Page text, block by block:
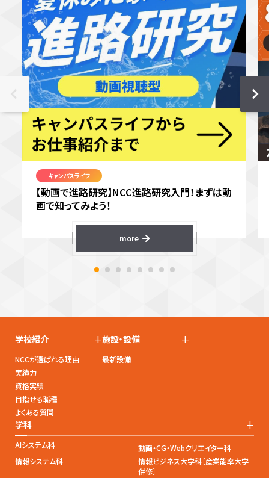
キャンパスライフ
【動画で進路研究】NCC進路研究入門！まずは動
画で知ってみよう！
more
学校紹介 +
NCCが選ばれる理由
実績力
資格実績
目指せる職種
よくある質問
施設・設備 +
最新設備
学科 +
AIシステム科
動画・CG・Webクリエイター科
情報システム科
情報ビジネス大学科［産業能率大学
併修］